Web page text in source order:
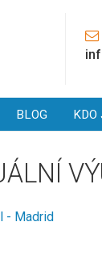
BLOG KDO
- Madrid